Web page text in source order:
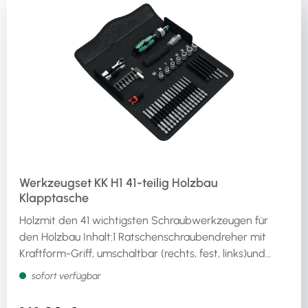
Werkzeugset KK H1 41-teilig Holzbau
Klapptasche
Holzmit den 41 wichtigsten Schraubwerkzeugen für
den Holzbau Inhalt:1 Ratschenschraubendreher mit
Kraftform-Griff, umschaltbar (rechts, fest, links)und
Bitaufnahme mit Schnellwechselfutter1 Bit-Knarre mit
Rechts-/Linksumschaltung und direkter Bitaufnahme1
sofort verfügbar